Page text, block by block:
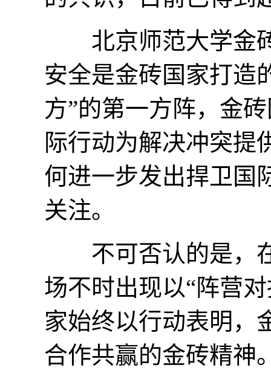
北京师范大学金砖
安全是金砖国家打造
方”的第一方阵，金
际行动为解决冲突提
何进一步发出捍卫国
关注。
不可否认的是，在
场不时出现以“阵营
家始终以行动表明，
合作共赢的金砖精神